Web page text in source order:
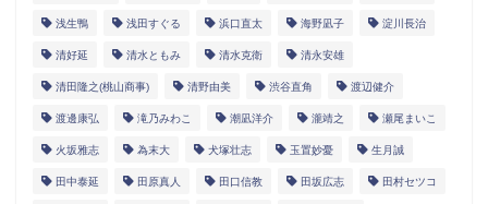
浅生鴨 浅田すぐる 浜口直太 海野凪子 淀川長治
清好延 清水ともみ 清水克衛 清永安雄
清田隆之(桃山商事) 清野由美 渋谷直角 渡辺健介
渡邊康弘 滝乃みわこ 潮凪洋介 瀧靖之 瀬尾まいこ
火坂雅志 為末大 犬塚壮志 玉置妙憂 生月誠
田中泰延 田原真人 田口信教 田坂広志 田村セツコ